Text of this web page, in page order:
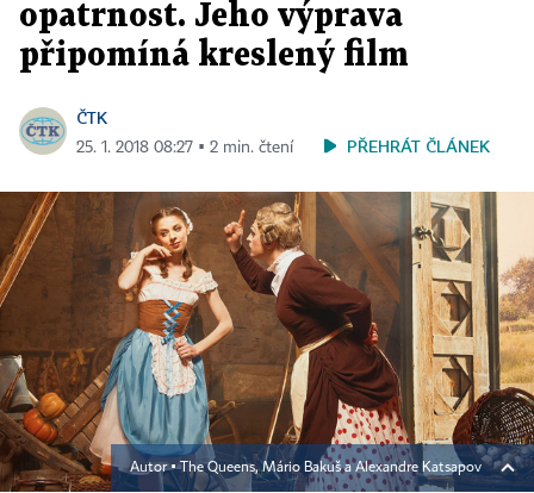
opatrnost. Jeho výprava
připomíná kreslený film
ČTK
25. 1. 2018 08:27 ▪ 2 min. čtení PŘEHRÁT ČLÁNEK
Autor ▪The Queens, Mário Bakuš a Alexandre Katsapov